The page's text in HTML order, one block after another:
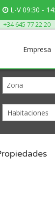
L-V 09:30 -
+34 645 77 22 20
Empresa
Habitaciones